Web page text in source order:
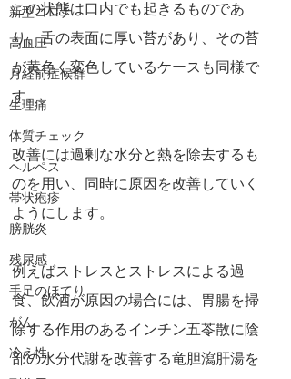
新型コロナ
高血圧
月経前症候群
生理痛
体質チェック
ヘルペス
帯状疱疹
膀胱炎
残尿感
手足のほてり
がん
冷え性
この状態は口内でも起きるものであ
り、舌の表面に厚い苔があり、その苔
が黄色く変色しているケースも同様で
す。
改善には過剰な水分と熱を除去するも
のを用い、同時に原因を改善していく
ようにします。
例えばストレスとストレスによる過
食、飲酒が原因の場合には、胃腸を掃
除する作用のあるインチン五苓散に陰
部の水分代謝を改善する竜胆瀉肝湯を